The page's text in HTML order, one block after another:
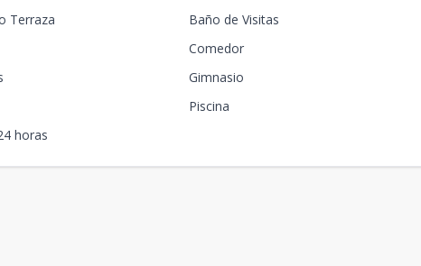
Terraza
Baño de Visitas
Comedor
Gimnasio
Piscina
horas